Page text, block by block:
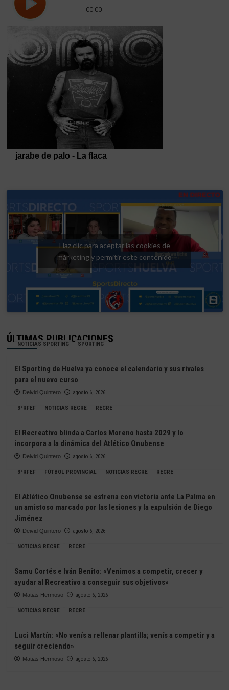
Haz clic para aceptar las cookies de
márketing y permitir este contenido
ÚLTIMAS PUBLICACIONES
NOTICIAS SPORTING SPORTING
El Sporting de Huelva ya conoce el calendario y sus rivales
para el nuevo curso
Deivid Quintero agosto 6, 2026
3ªRFEF NOTICIAS RECRE RECRE
El Recreativo blinda a Carlos Moreno hasta 2029 y lo
incorpora a la dinámica del Atlético Onubense
Deivid Quintero agosto 6, 2026
3ªRFEF FÚTBOL PROVINCIAL NOTICIAS RECRE RECRE
El Atlético Onubense se estrena con victoria ante La Palma en
un amistoso marcado por las lesiones y la expulsión de Diego
Jiménez
Deivid Quintero agosto 6, 2026
NOTICIAS RECRE RECRE
Samu Cortés e Iván Benito: «Venimos a competir, crecer y
ayudar al Recreativo a conseguir sus objetivos»
Matias Hermoso agosto 6, 2026
NOTICIAS RECRE RECRE
Luci Martín: «No venís a rellenar plantilla; venís a competir y a
seguir creciendo»
Matias Hermoso agosto 6, 2026